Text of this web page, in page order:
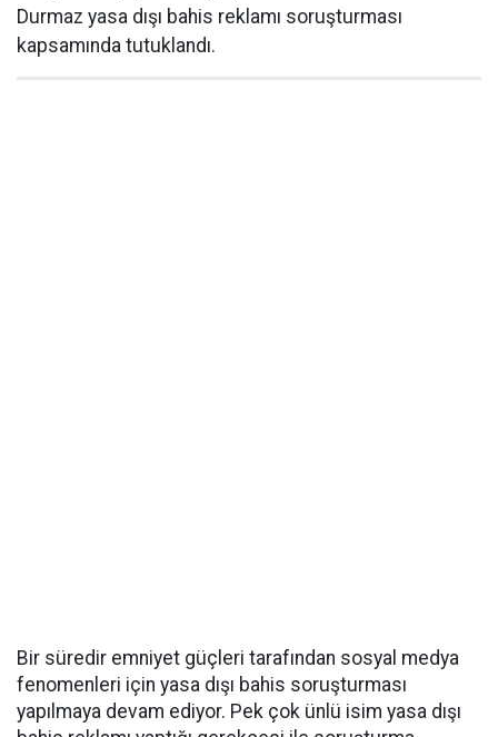
Durmaz yasa dışı bahis reklamı soruşturması
kapsamında tutuklandı.
Bir süredir emniyet güçleri tarafından sosyal medya
fenomenleri için yasa dışı bahis soruşturması
yapılmaya devam ediyor. Pek çok ünlü isim yasa dışı